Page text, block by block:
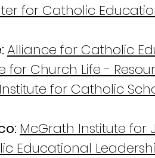
for Catholic
Alliance for Catholic
for Church Life -
Institute for Catholic
McGrath Institute for
Educational